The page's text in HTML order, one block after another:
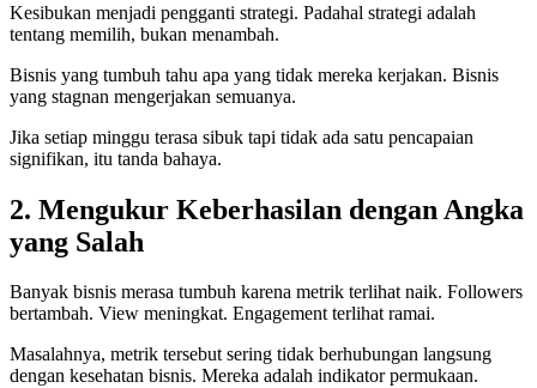
Kesibukan menjadi pengganti strategi. Padahal strategi adalah
tentang memilih, bukan menambah.
Bisnis yang tumbuh tahu apa yang tidak mereka kerjakan. Bisnis
yang stagnan mengerjakan semuanya.
Jika setiap minggu terasa sibuk tapi tidak ada satu pencapaian
signifikan, itu tanda bahaya.
2. Mengukur Keberhasilan dengan Angka
yang Salah
Banyak bisnis merasa tumbuh karena metrik terlihat naik. Followers
bertambah. View meningkat. Engagement terlihat ramai.
Masalahnya, metrik tersebut sering tidak berhubungan langsung
dengan kesehatan bisnis. Mereka adalah indikator permukaan.